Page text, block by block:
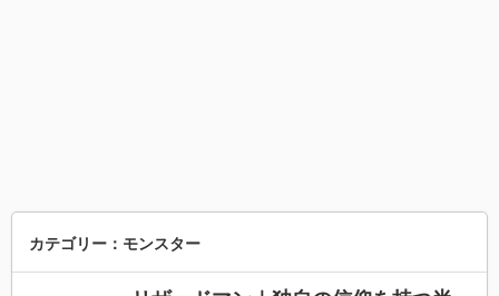
カテゴリー：モンスター